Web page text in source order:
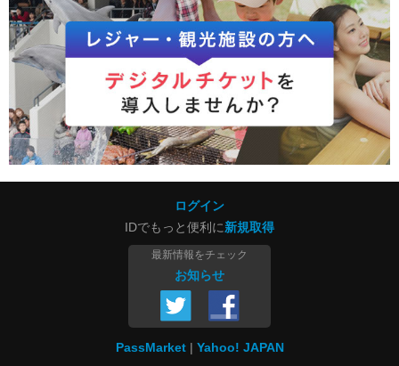
ログイン
IDでもっと便利に新規取得
最新情報をチェック
お知らせ
PassMarket Yahoo! JAPAN